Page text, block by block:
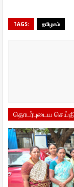
TAGS: தமிழகம்
தொடர்புடைய